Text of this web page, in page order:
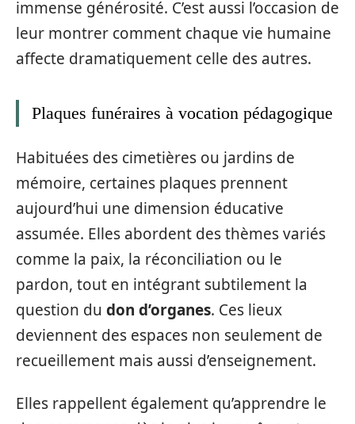
immense générosité. C’est aussi l’occasion de
leur montrer comment chaque vie humaine
affecte dramatiquement celle des autres.
Plaques funéraires à vocation pédagogique
Habituées des cimetières ou jardins de
mémoire, certaines plaques prennent
aujourd’hui une dimension éducative
assumée. Elles abordent des thèmes variés
comme la paix, la réconciliation ou le
pardon, tout en intégrant subtilement la
question du don d’organes. Ces lieux
deviennent des espaces non seulement de
recueillement mais aussi d’enseignement.
Elles rappellent également qu’apprendre le